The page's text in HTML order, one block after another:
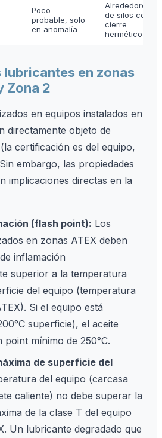
Poco
probable, solo
en anomalía
Alrededores
de silos con
cierre
hermético
lubricantes en zonas
Zona 2
en equipos instalados en
directamente objeto de
certificación es del equipo,
embargo, las propiedades
implicaciones directas en la
(flash point): Los
en zonas ATEX deben
inflamación
superior a la temperatura
del equipo (temperatura
Si el equipo está
superficie), el aceite
mínimo de 250°C.
de superficie del
del equipo (carcasa
caliente) no debe superar la
de la clase T del equipo
Un lubricante degradado que